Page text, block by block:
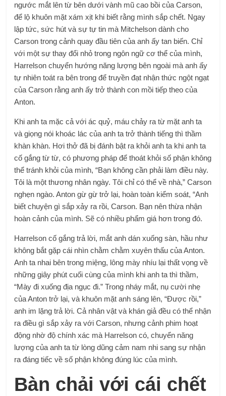
ngước mắt lên từ bên dưới vành mũ cao bồi của Carson,
để lộ khuôn mặt xám xịt khi biết rằng mình sắp chết. Ngay
lập tức, sức hút và sự tự tin mà Mitchelson dành cho
Carson trong cảnh quay đầu tiên của anh ấy tan biến. Chỉ
với một sự thay đổi nhỏ trong ngôn ngữ cơ thể của mình,
Harrelson chuyển hướng năng lượng bên ngoài mà anh ấy
tự nhiên toát ra bên trong để truyền đạt nhận thức ngột ngạt
của Carson rằng anh ấy trở thành con mồi tiếp theo của
Anton.
Khi anh ta mặc cả với ác quỷ, máu chảy ra từ mặt anh ta
và giọng nói khoác lác của anh ta trở thành tiếng thì thầm
khàn khàn. Hơi thở đã bị đánh bật ra khỏi anh ta khi anh ta
cố gắng từ từ, có phương pháp để thoát khỏi số phận không
thể tránh khỏi của mình, “Bạn không cần phải làm điều này.
Tôi là một thương nhân ngày. Tôi chỉ có thể về nhà,” Carson
nghẹn ngào. Anton gừ gừ trở lại, hoàn toàn kiểm soát, “Anh
biết chuyện gì sắp xảy ra rồi, Carson. Bạn nên thừa nhận
hoàn cảnh của mình. Sẽ có nhiều phẩm giá hơn trong đó.
Harrelson cố gắng trả lời, mắt anh dán xuống sàn, hầu như
không bắt gặp cái nhìn chằm chằm xuyên thấu của Anton.
Anh ta nhai bên trong miệng, lông mày nhíu lại thất vọng về
những giây phút cuối cùng của mình khi anh ta thì thầm,
“Mày đi xuống địa ngục đi.” Trong nháy mắt, nụ cười nhẹ
của Anton trở lại, và khuôn mặt anh sáng lên, “Được rồi,”
anh im lặng trả lời. Cả nhân vật và khán giả đều có thể nhận
ra điều gì sắp xảy ra với Carson, nhưng cảnh phim hoạt
động nhờ độ chính xác mà Harrelson có, chuyển năng
lượng của anh ta từ lòng dũng cảm nam nhi sang sự nhận
ra đáng tiếc về số phận không đúng lúc của mình.
Bàn chải với cái chết